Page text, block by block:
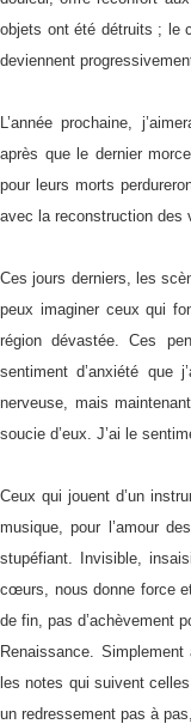
objets ont été détruits ; le
deviennent
L’année prochaine,
après que le dernier
pour leurs morts
avec la reconstruction des
Ces jours derniers, les
peux imaginer ceux qui
région dévastée. Ces
sentiment d’anxiété que
nerveuse, mais
soucie d’eux. J’ai le
Ceux qui jouent d’un
musique, pour l’amour
stupéfiant. Invisible,
cœurs, nous donne force
de fin, pas d’achèvement
Renaissance.
les notes qui suivent
un redressement pas à